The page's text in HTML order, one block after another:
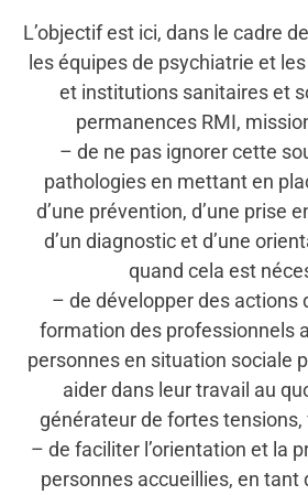
L’objectif est ici, dans le cadre
les équipes de psychiatrie et
et institutions sanitaires et
permanences RMI,
– de ne pas ignorer cette
pathologies en mettant en
d’une prévention, d’une prise
d’un diagnostic et d’une
quand cela est
– de développer des actions
formation des professionnels
personnes en situation sociale
aider dans leur travail au
générateur de fortes tensions,
– de faciliter l’orientation et la
personnes accueillies, en tant